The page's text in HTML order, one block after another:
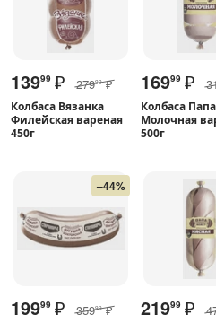
13999 ₽ 27999 ₽
Колбаса Вязанка
Филейская вареная
450г
16999 ₽
Колбаса
Молочная
500г
–44%
19999 ₽ 35999 ₽ 21999 ₽